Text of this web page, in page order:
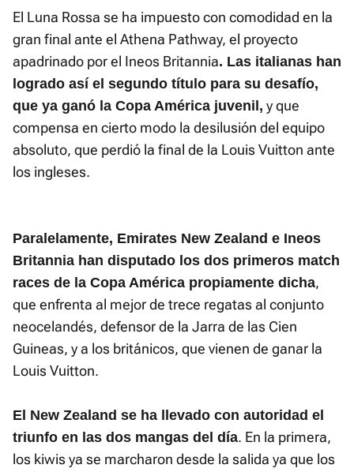
El Luna Rossa se ha impuesto con comodidad en la
gran final ante el Athena Pathway, el proyecto
apadrinado por el Ineos Britannia. Las italianas han
logrado así el segundo título para su desafío,
que ya ganó la Copa América juvenil, y que
compensa en cierto modo la desilusión del equipo
absoluto, que perdió la final de la Louis Vuitton ante
los ingleses.
Paralelamente, Emirates New Zealand e Ineos
Britannia han disputado los dos primeros match
races de la Copa América propiamente dicha,
que enfrenta al mejor de trece regatas al conjunto
neocelandés, defensor de la Jarra de las Cien
Guineas, y a los británicos, que vienen de ganar la
Louis Vuitton.
El New Zealand se ha llevado con autoridad el
triunfo en las dos mangas del día. En la primera,
los kiwis ya se marcharon desde la salida ya que los